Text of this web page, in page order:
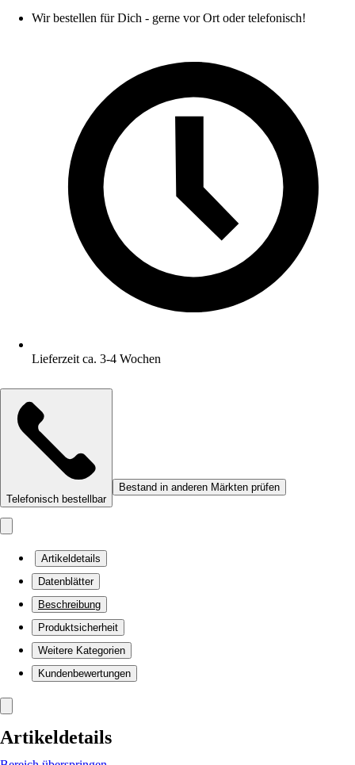
Wir bestellen für Dich - gerne vor Ort oder telefonisch!
Lieferzeit ca. 3-4 Wochen
Telefonisch bestellbar
Bestand in anderen Märkten prüfen
Artikeldetails
Datenblätter
Beschreibung
Produktsicherheit
Weitere Kategorien
Kundenbewertungen
Artikeldetails